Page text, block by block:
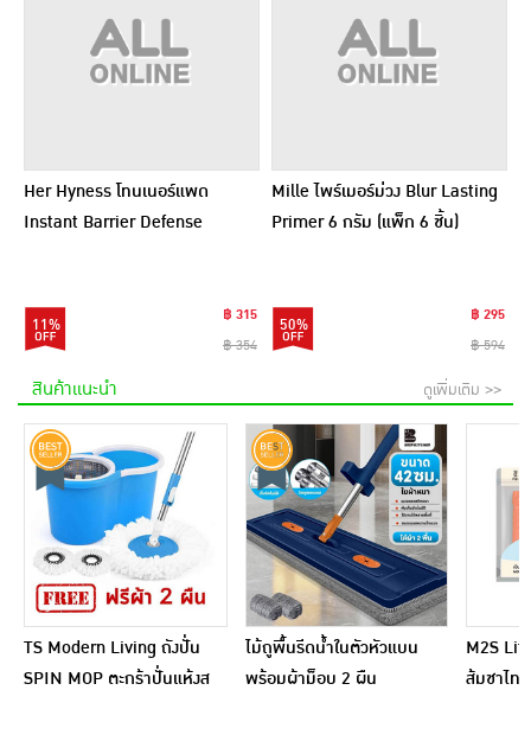
Her Hyness โทนเนอร์แพด
Instant Barrier Defense
11%
฿ 315
฿ 354
Mille ไพร์เมอร์ม่วง Blur Lasting
Primer 6 กรัม (แพ็ก 6 ชิ้น)
50%
฿ 295
฿ 594
สินค้าแนะนำ ดูเพิ่มเติม >>
TS Modern Living ถังปั่น
SPIN MOP ตะกร้าปั่นแห้งส
ไม้ถูพื้นรีดน้ำในตัวหัวแบน
พร้อมผ้าม็อบ 2 ผืน
M2S
ส้มชาไท